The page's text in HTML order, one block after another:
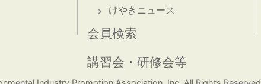
けやきニュース
会員検索
講習会・研修会等